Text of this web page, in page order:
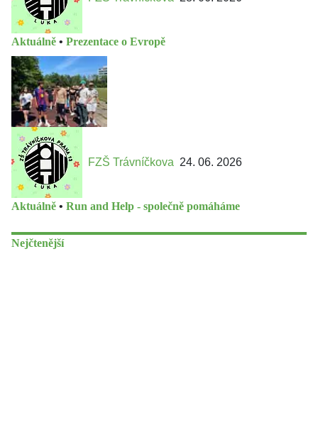
Aktuálně • Prezentace o Evropě
FZŠ Trávníčkova 24. 06. 2026
Aktuálně • Run and Help - společně pomáháme
Nejčtenější